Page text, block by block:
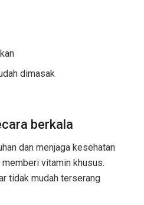
dimasak
berkala
dan menjaga kesehatan
memberi vitamin khusus.
tidak mudah terserang